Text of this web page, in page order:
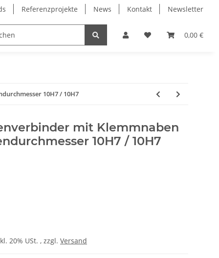
Referenzprojekte News Kontakt Newsletter
0,00 €
Lagertechnik Lineartechnik
10H7 / 10H7
mit Klemmnaben
10H7 / 10H7
20% USt. , zzgl. Versand